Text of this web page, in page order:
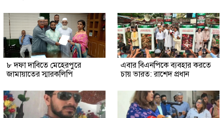
৮ দফা দাবিতে মেহেরপুরে
জামায়াতের স্মারকলিপি
এবার বিএনপিকে ব্যবহার করতে
চায় ভারত: রাশেদ প্রধান